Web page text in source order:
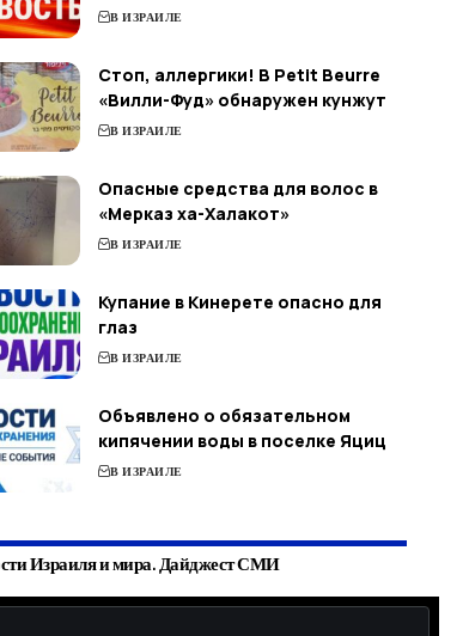
В ИЗРАИЛЕ
Стоп, аллергики! В Petit Beurre
«Вилли-Фуд» обнаружен кунжут
В ИЗРАИЛЕ
Опасные средства для волос в
«Мерказ ха-Халакот»
В ИЗРАИЛЕ
Купание в Кинерете опасно для
глаз
В ИЗРАИЛЕ
Объявлено о обязательном
кипячении воды в поселке Яциц
В ИЗРАИЛЕ
Израиля и мира. Дайджест СМИ